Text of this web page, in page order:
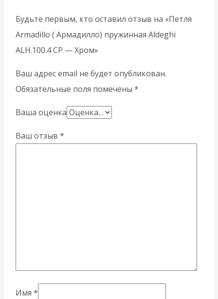
Будьте первым, кто оставил отзыв на «Петля
Armadillo ( Армадилло) пружинная Aldeghi
ALH.100.4 CP — Хром»
Ваш адрес email не будет опубликован.
Обязательные поля помечены *
Ваша оценка
Ваш отзыв *
Имя *